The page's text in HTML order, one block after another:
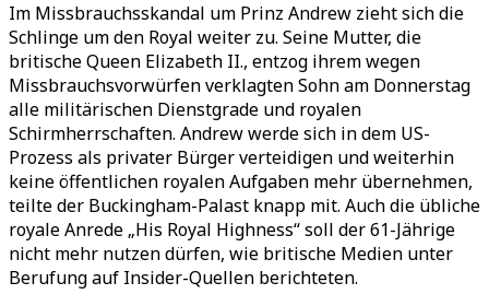
Im Missbrauchsskandal um Prinz Andrew zieht sich die
Schlinge um den Royal weiter zu. Seine Mutter, die
britische Queen Elizabeth II., entzog ihrem wegen
Missbrauchsvorwürfen verklagten Sohn am Donnerstag
alle militärischen Dienstgrade und royalen
Schirmherrschaften. Andrew werde sich in dem US-
Prozess als privater Bürger verteidigen und weiterhin
keine öffentlichen royalen Aufgaben mehr übernehmen,
teilte der Buckingham-Palast knapp mit. Auch die übliche
royale Anrede „His Royal Highness“ soll der 61-Jährige
nicht mehr nutzen dürfen, wie britische Medien unter
Berufung auf Insider-Quellen berichteten.